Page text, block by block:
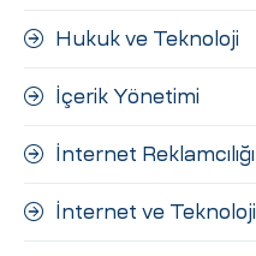
Hukuk ve Teknoloji
İçerik Yönetimi
İnternet Reklamcılığı
İnternet ve Teknoloji